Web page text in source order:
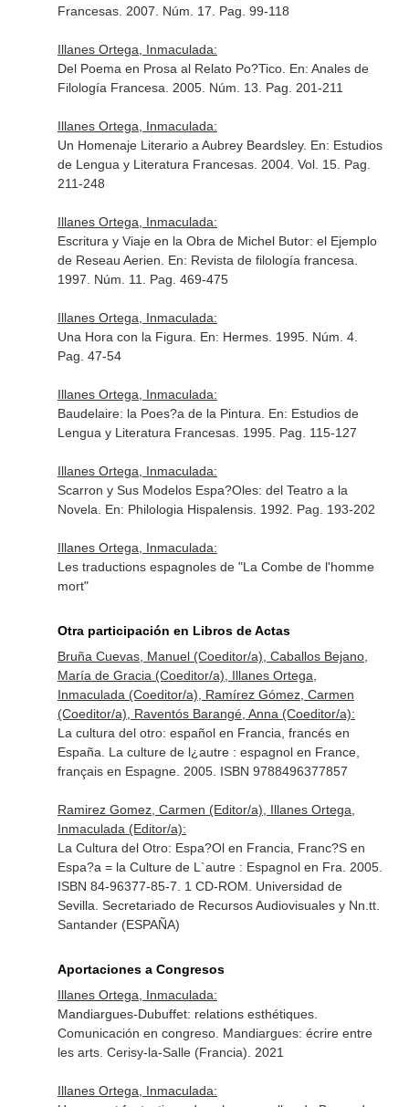
Francesas. 2007. Núm. 17. Pag. 99-118
Illanes Ortega, Inmaculada:
Del Poema en Prosa al Relato Po?Tico. En: Anales de
Filología Francesa . 2005. Núm. 13. Pag. 201-211
Illanes Ortega, Inmaculada:
Un Homenaje Literario a Aubrey Beardsley. En: Estudios
de Lengua y Literatura Francesas. 2004. Vol. 15. Pag.
211-248
Illanes Ortega, Inmaculada:
Escritura y Viaje en la Obra de Michel Butor: el Ejemplo
de Reseau Aerien. En: Revista de filología francesa
1997. Núm. 11. Pag. 469-475
Illanes Ortega, Inmaculada:
Una Hora con la Figura. En: Hermes. 1995. Núm. 4.
Pag. 47-54
Illanes Ortega, Inmaculada:
Baudelaire: la Poes?a de la Pintura. En: Estudios de
Lengua y Literatura Francesas. 1995. Pag. 115-127
Illanes Ortega, Inmaculada:
Scarron y Sus Modelos Espa?Oles: del Teatro a la
Novela. En: Philologia Hispalensis. 1992. Pag. 193-202
Illanes Ortega, Inmaculada:
Les traductions espagnoles de "La Combe de l'homme
mort"
Otra participación en Libros de Actas
Bruña Cuevas, Manuel (Coeditor/a), Caballos Bejano,
María de Gracia (Coeditor/a), Illanes Ortega,
Inmaculada (Coeditor/a), Ramírez Gómez, Carmen
(Coeditor/a), Raventós Barangé, Anna (Coeditor/a):
La cultura del otro: español en Francia, francés en
España. La culture de l¿autre : espagnol en France,
français en Espagne. 2005. ISBN 9788496377857
Ramirez Gomez, Carmen (Editor/a), Illanes Ortega,
Inmaculada (Editor/a):
La Cultura del Otro: Espa?Ol en Francia, Franc?S en
Espa?a = la Culture de L`autre : Espagnol en Fra. 2005.
ISBN 84-96377-85-7. 1 CD-ROM. Universidad de
Sevilla. Secretariado de Recursos Audiovisuales y Nn.tt.
Santander (ESPAÑA)
Aportaciones a Congresos
Illanes Ortega, Inmaculada:
Mandiargues-Dubuffet: relations esthétiques.
Comunicación en congreso. Mandiargues: écrire entre
les arts. Cerisy-la-Salle (Francia). 2021
Illanes Ortega, Inmaculada: